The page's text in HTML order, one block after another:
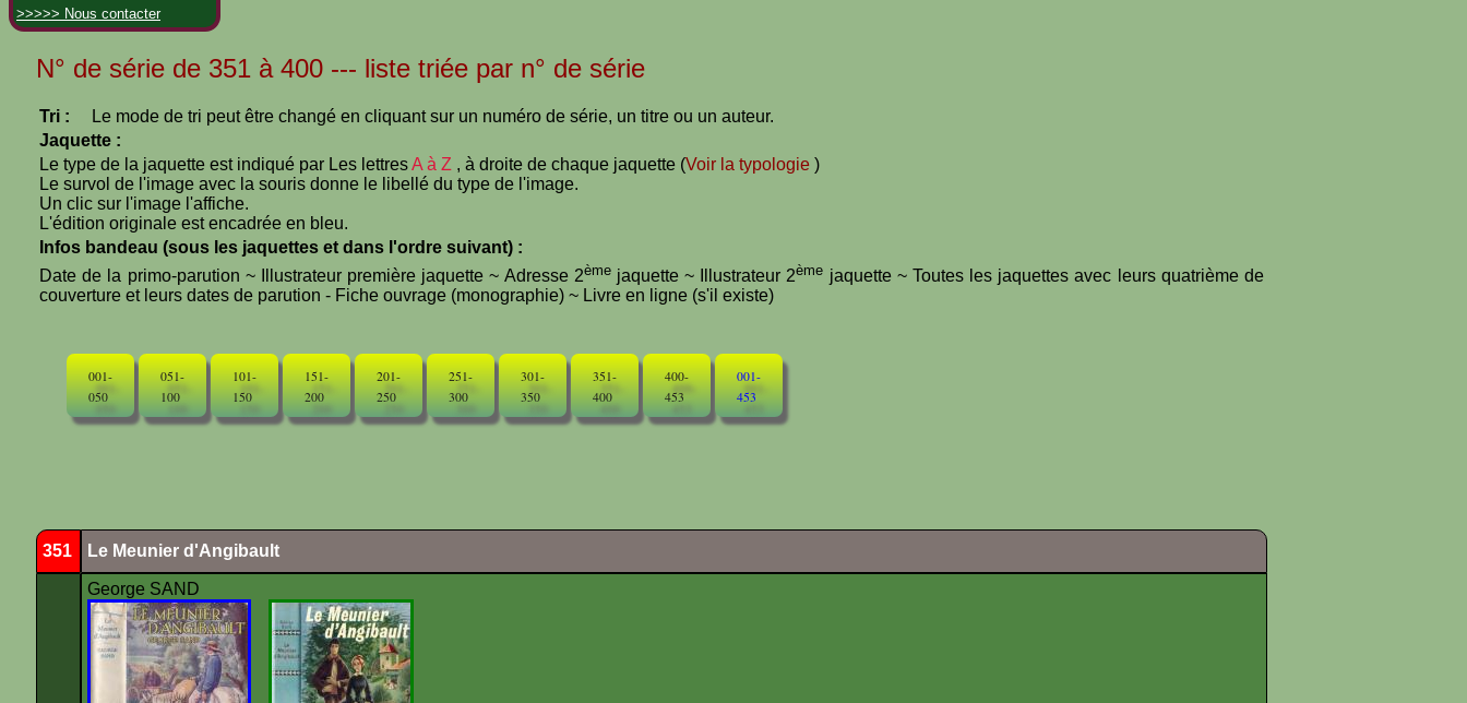
>>>>> Nous contacter
N° de série de 351 à 400 --- liste triée par n° de série
Tri :
Le mode de tri peut être changé en cliquant sur un numéro de série, un titre ou un auteur.
Jaquette :
Le type de la jaquette est indiqué par Les lettresA à Z , à droite de chaque jaquette (Voir la typologie )
Le survol de l'image avec la souris donne le libellé du type de l'image.
Un clic sur l'image l'affiche.
L'édition originale est encadrée en bleu.
Infos bandeau (sous les jaquettes et dans l'ordre suivant) :
Date de la primo-parution ~ Illustrateur première jaquette ~ Adresse 2èmejaquette ~ Illustrateur 2ème jaquette ~ Toutes les jaquettes avec leurs quatrième de
couverture et leurs dates de parution - Fiche ouvrage (monographie) ~ Livre en ligne (s'il existe)
001-
050
051-
100
101-
150
151-
200
201-
250
251-
300
301-
350
351-
400
400-
453
001-
453
351 Le Meunier d'Angibault
George SAND